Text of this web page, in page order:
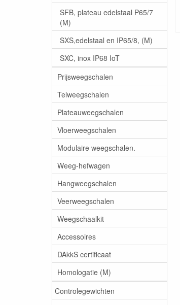
SFB, plateau edelstaal P65/7
(M)
SXS,edelstaal en IP65/8, (M)
SXC, inox IP68 IoT
Prijsweegschalen
Telweegschalen
Plateauweegschalen
Vloerweegschalen
Modulaire weegschalen.
Weeg-hefwagen
Hangweegschalen
Veerweegschalen
Weegschaalkit
Accessoires
DAkkS certificaat
Homologatie (M)
Controlegewichten